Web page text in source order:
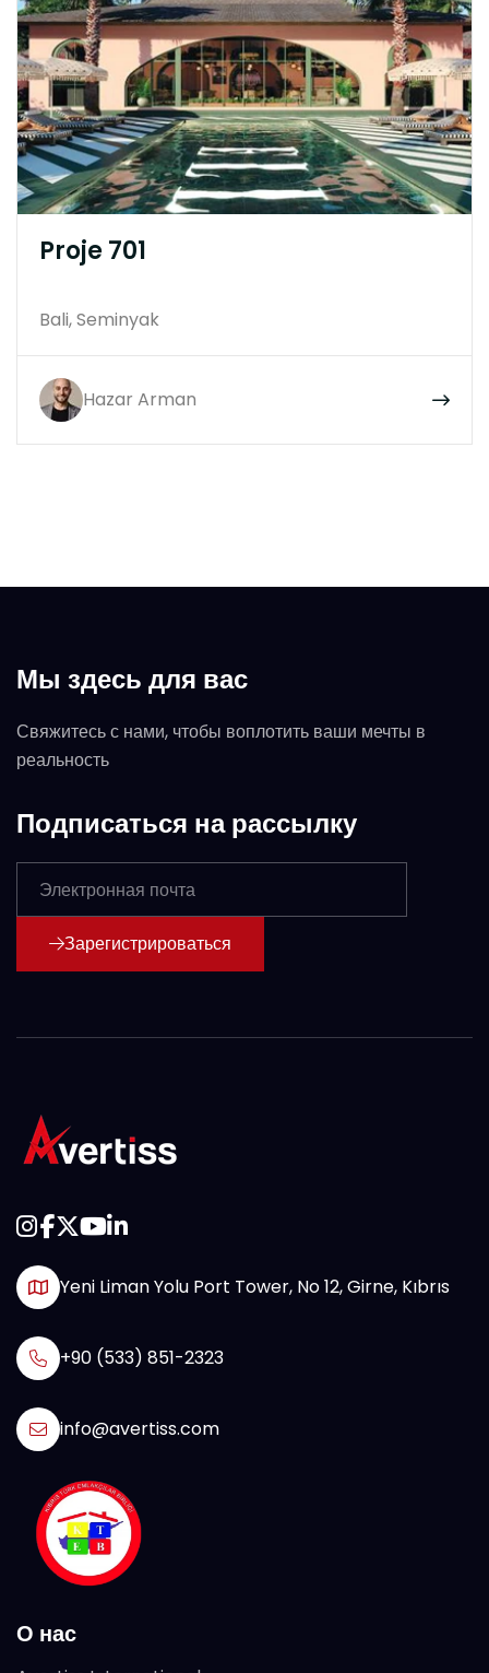
Proje 701
Bali, Seminyak
Hazar Arman
Мы здесь для вас
Свяжитесь с нами, чтобы воплотить ваши мечты в
реальность
Подписаться на рассылку
Зарегистрироваться
Yeni Liman Yolu Port Tower, No 12, Girne, Kıbrıs
+90 (533) 851-2323
info@avertiss.com
О нас